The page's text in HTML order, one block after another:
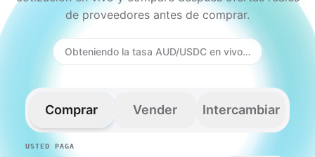
de proveedores antes de comprar.
Obteniendo la tasa AUD/USDC en vivo…
Comprar Vender Intercambiar
USTED PAGA